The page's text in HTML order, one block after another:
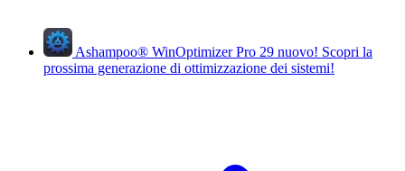
Ashampoo® WinOptimizer Pro 29 nuovo! Scopri la
prossima generazione di ottimizzazione dei sistemi!